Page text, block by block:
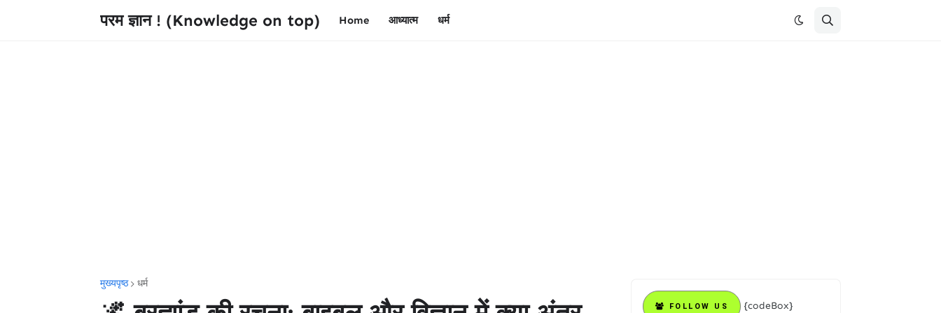
परम ज्ञान ! (Knowledge on top) Home आध्यात्म धर्म
मुख्यपृष्ठ धर्म
FOLLOW US {codeBox}